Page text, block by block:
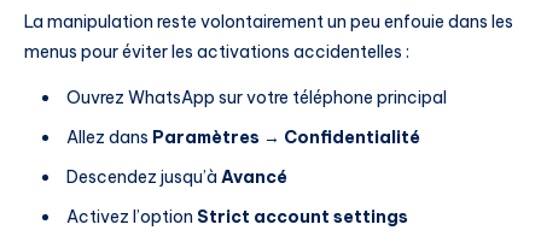
La manipulation reste volontairement un peu enfouie dans les
menus pour éviter les activations accidentelles :
Ouvrez WhatsApp sur votre téléphone principal
Allez dans Paramètres → Confidentialité
Descendez jusqu’à Avancé
Activez l’option Strict account settings